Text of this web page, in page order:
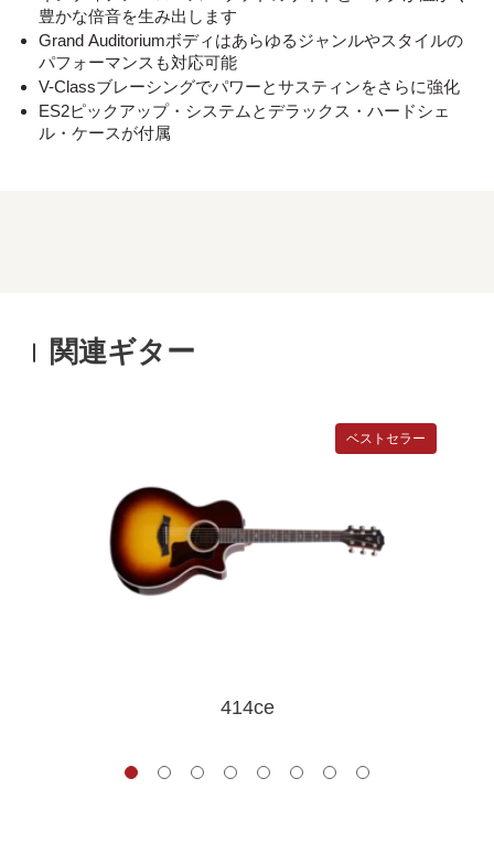
豊かな倍音を生み出します
Grand Auditoriumボディはあらゆるジャンルやスタイルの
パフォーマンスも対応可能
V-Classブレーシングでパワーとサスティンをさらに強化
ES2ピックアップ・システムとデラックス・ハードシェ
ル・ケースが付属
関連ギター
ベストセラー
414ce